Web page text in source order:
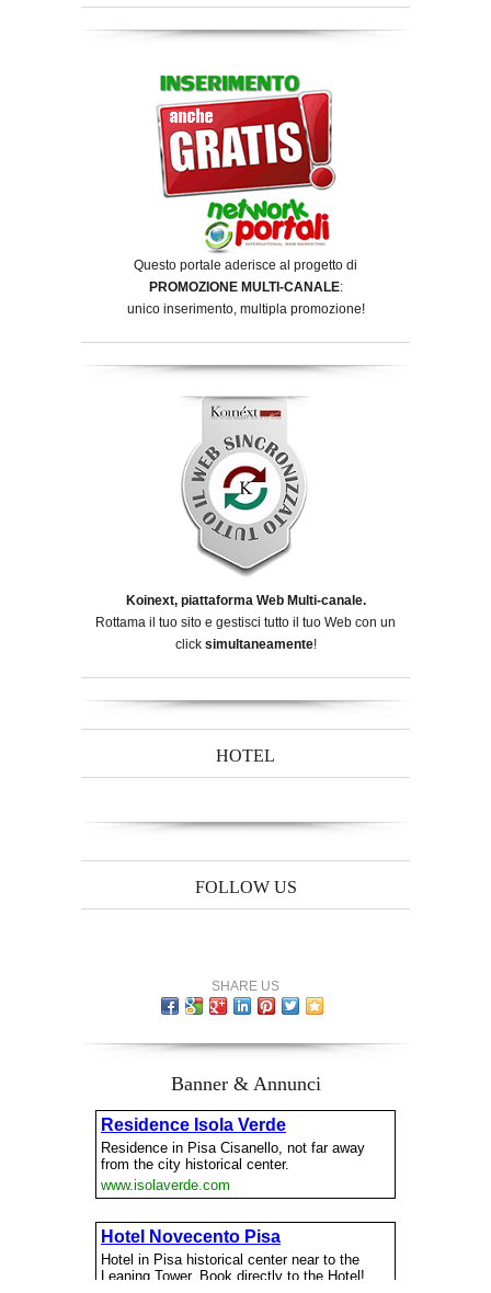
Questo portale aderisce al progetto di
PROMOZIONE MULTI-CANALE:
unico inserimento, multipla promozione!
Koinext, piattaforma Web Multi-canale.
Rottama il tuo sito e gestisci tutto il tuo Web con un
click simultaneamente!
HOTEL
FOLLOW US
SHARE US
Banner & Annunci